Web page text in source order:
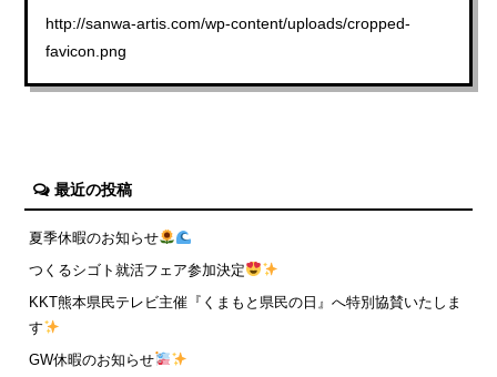
http://sanwa-artis.com/wp-content/uploads/cropped-
favicon.png
最近の投稿
夏季休暇のお知らせ
つくるシゴト就活フェア参加決定
KKT熊本県民テレビ主催『くまもと県民の日』へ特別協賛いたしま
す
GW休暇のお知らせ